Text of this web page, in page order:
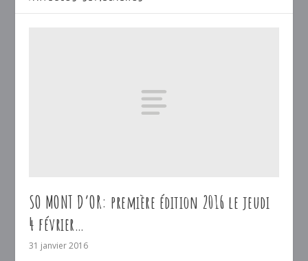
SO MONT D’OR: première édition 2016 le jeudi
4 février…
31 janvier 2016